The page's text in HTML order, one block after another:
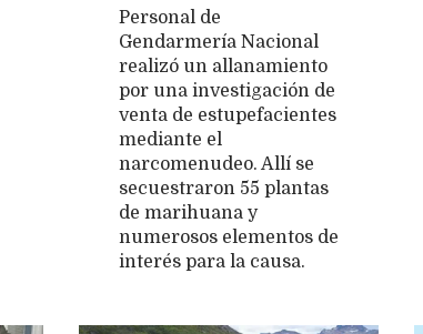
Personal de
Gendarmería Nacional
realizó un allanamiento
por una investigación de
venta de estupefacientes
mediante el
narcomenudeo. Allí se
secuestraron 55 plantas
de marihuana y
numerosos elementos de
interés para la causa.